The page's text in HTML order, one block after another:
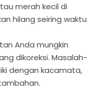
merah kecil di
hilang seiring waktu
Anda mungkin
dikoreksi. Masalah-
dengan kacamata,